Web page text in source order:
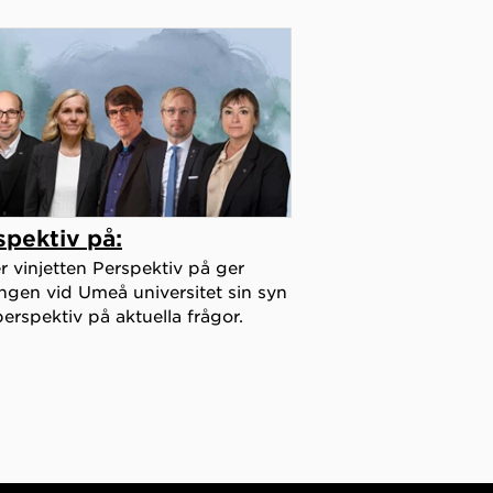
på:
vinjetten Perspektiv på ger
vid Umeå universitet sin syn
på aktuella frågor.